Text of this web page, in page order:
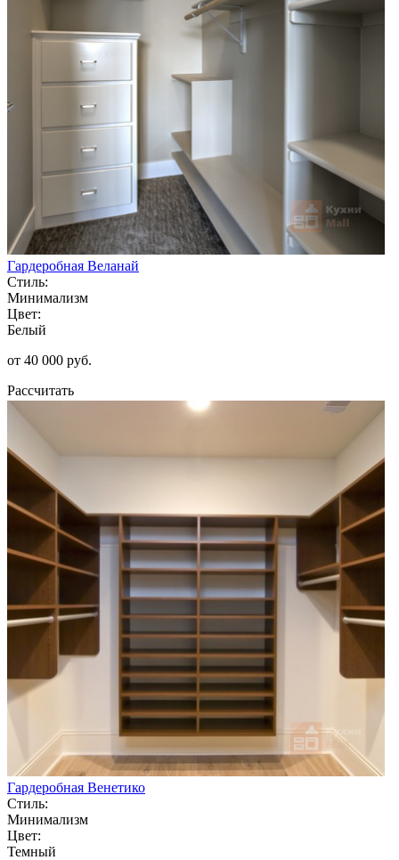
Гардеробная Веланай
Стиль:
Минимализм
Цвет:
Белый
от 40 000 руб.
Рассчитать
Гардеробная Венетико
Стиль:
Минимализм
Цвет:
Темный